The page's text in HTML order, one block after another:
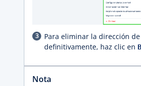
Para eliminar la dirección
definitivamente, haz clic en
Nota